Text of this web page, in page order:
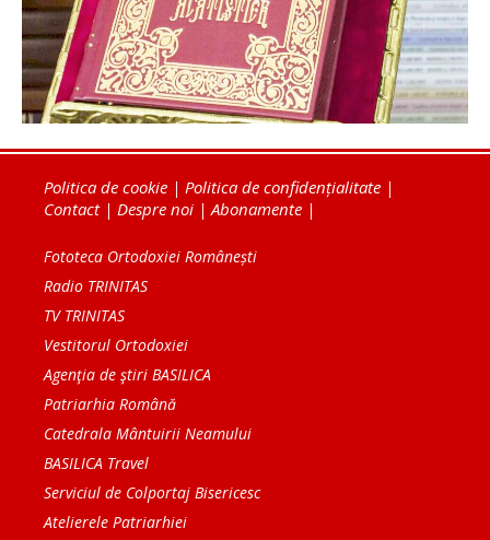
Politica de cookie | Politica de confidențialitate |
Contact| Despre noi |Abonamente |
Fototeca Ortodoxiei Românești
Radio TRINITAS
TV TRINITAS
Vestitorul Ortodoxiei
Agenţia de ştiri BASILICA
Patriarhia Română
Catedrala Mântuirii Neamului
BASILICA Travel
Serviciul de Colportaj Bisericesc
Atelierele Patriarhiei